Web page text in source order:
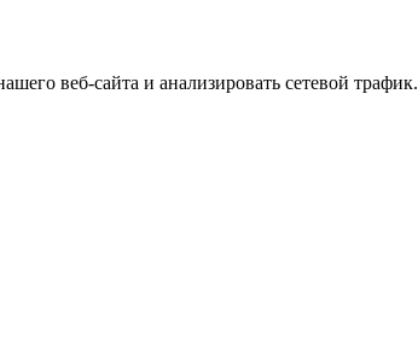
веб-сайта и анализировать сетевой трафик.